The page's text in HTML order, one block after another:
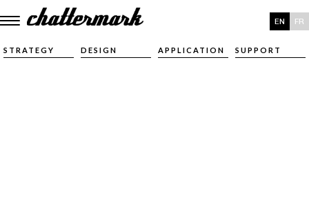
STRATEGY DESIGN APPLICATION SUPPORT
EN FR